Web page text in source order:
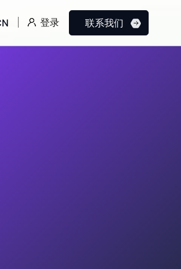
登录 联系我们